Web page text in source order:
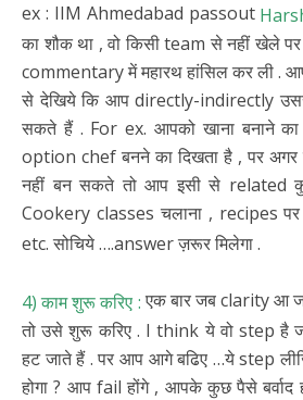
ex : IIM Ahmedabad passout
का शौक था , वो किसी team से नहीं खेले
commentary में महारथ हांसिल कर ली .
से देखिये कि आप directly-indirectly
सकते हैं . For ex. आपको खाना बनाने
option chef बनने का दिखता है , पर अगर
नहीं बन सकते तो आप इसी से
Cookery classes चलाना , recipes पर
etc. सोचिये ….answer ज़रूर मिलेगा .
4) काम शुरू करिए :एक बार जब clarity आ
तो उसे शुरू करिए . I think ये वो step है
हट जाते हैं . पर आप आगे बढिए …ये step
होगा ? आप fail होंगे , आपके कुछ पैसे बर्वाद